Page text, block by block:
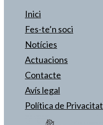
Inici
Fes-te’n soci
Notícies
Actuacions
Contacte
Avís legal
Política de Privacitat